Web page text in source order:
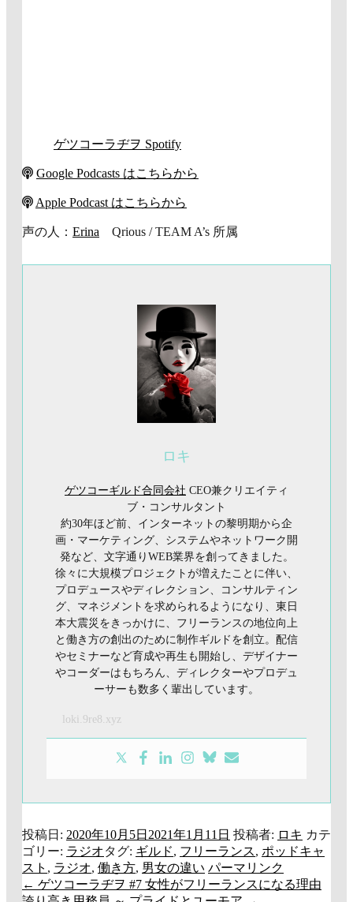
ゲツコーラヂヲ Spotify
Google Podcasts はこちらから
Apple Podcast はこちらから
声の人： Erina Qrious / TEAM A’s 所属
ロキ
ゲツコーギルド合同会社 CEO兼クリエイティ
ブ・コンサルタント
約30年ほど前、インターネットの黎明期から企
画・マーケティング、システムやネットワーク開
発など、文字通りWEB業界を創ってきました。
徐々に大規模プロジェクトが増えたことに伴い、
プロデュースやディレクション、コンサルティン
グ、マネジメントを求められるようになり、東日
本大震災をきっかけに、フリーランスの地位向上
と働き方の創出のために制作ギルドを創立。配信
やセミナーなど育成や再生も開始し、デザイナー
やコーダーはもちろん、ディレクターやプロデュ
ーサーも数多く輩出しています。
loki.9re8.xyz
投稿日: 2020年10月5日 2021年1月11日 投稿者: ロキ カテ
ゴリー: ラジオタグ: ギルド, フリーランス, ポッドキャ
スト , ラジオ, 働き方, 男女の違い パーマリンク
投
← ゲツコーラヂヲ #7 女性がフリーランスになる理由